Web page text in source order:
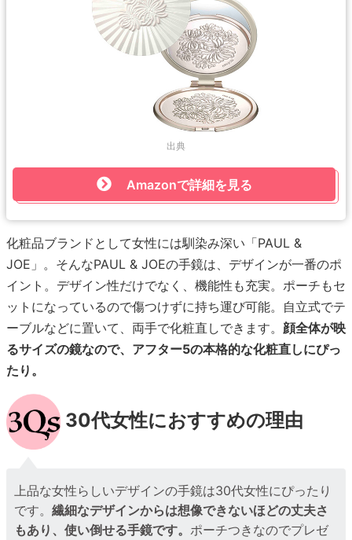
出典
Amazonで詳細を見る
化粧品ブランドとして女性には馴染み深い「PAUL &
JOE」。そんなPAUL & JOEの手鏡は、デザインが一番のポ
イント。デザイン性だけでなく、機能性も充実。ポーチもセ
ットになっているので傷つけずに持ち運び可能。自立式でテ
ーブルなどに置いて、両手で化粧直しできます。 顔全体が映
るサイズの鏡なので、アフター5の本格的な化粧直しにぴっ
たり。
30代女性におすすめの理由
上品な女性らしいデザインの手鏡は30代女性にぴったり
です。繊細なデザインからは想像できないほどの丈夫さ
もあり、使い倒せる手鏡です。 ポーチつきなのでプレゼ